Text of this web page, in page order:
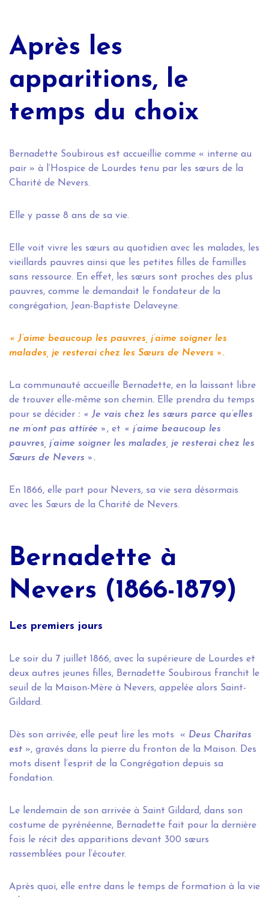
Après les
apparitions, le
temps du choix
Bernadette Soubirous est accueillie comme « interne au
pair » à l’Hospice de Lourdes tenu par les sœurs de la
Charité de Nevers.
Elle y passe 8 ans de sa vie.
Elle voit vivre les sœurs au quotidien avec les malades, les
vieillards pauvres ainsi que les petites filles de familles
sans ressource. En effet, les sœurs sont proches des plus
pauvres, comme le demandait le fondateur de la
congrégation, Jean-Baptiste Delaveyne.
« J’aime beaucoup les pauvres, j’aime soigner les
malades, je resterai chez les Sœurs de Nevers ».
La communauté accueille Bernadette, en la laissant libre
de trouver elle-même son chemin. Elle prendra du temps
pour se décider : « Je vais chez les sœurs parce qu’elles
ne m’ont pas attirée », et « j’aime beaucoup les
pauvres, j’aime soigner les malades, je resterai chez les
Sœurs de Nevers ».
En 1866, elle part pour Nevers, sa vie sera désormais
avec les Sœurs de la Charité de Nevers.
Bernadette à
Nevers (1866-1879)
Les premiers jours
Le soir du 7 juillet 1866, avec la supérieure de Lourdes et
deux autres jeunes filles, Bernadette Soubirous franchit le
seuil de la Maison-Mère à Nevers, appelée alors Saint-
Gildard.
Dès son arrivée, elle peut lire les mots « Deus Charitas
est », gravés dans la pierre du fronton de la Maison. Des
mots disent l’esprit de la Congrégation depuis sa
fondation.
Le lendemain de son arrivée à Saint Gildard, dans son
costume de pyrénéenne, Bernadette fait pour la dernière
fois le récit des apparitions devant 300 sœurs
rassemblées pour l’écouter.
Après quoi, elle entre dans le temps de formation à la vie